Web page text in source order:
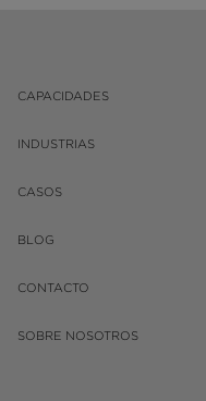
CAPACIDADES
INDUSTRIAS
CASOS
BLOG
CONTACTO
SOBRE NOSOTROS